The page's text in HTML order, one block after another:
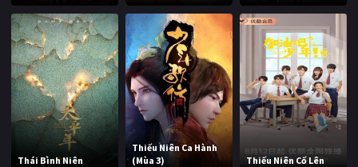
Thái Bình Niên
Thiếu Niên Ca Hành
(Mùa 3)
Thiếu Niên Cố Lên